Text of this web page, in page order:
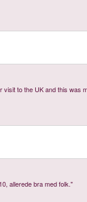
to the UK and this
allerede bra med folk."